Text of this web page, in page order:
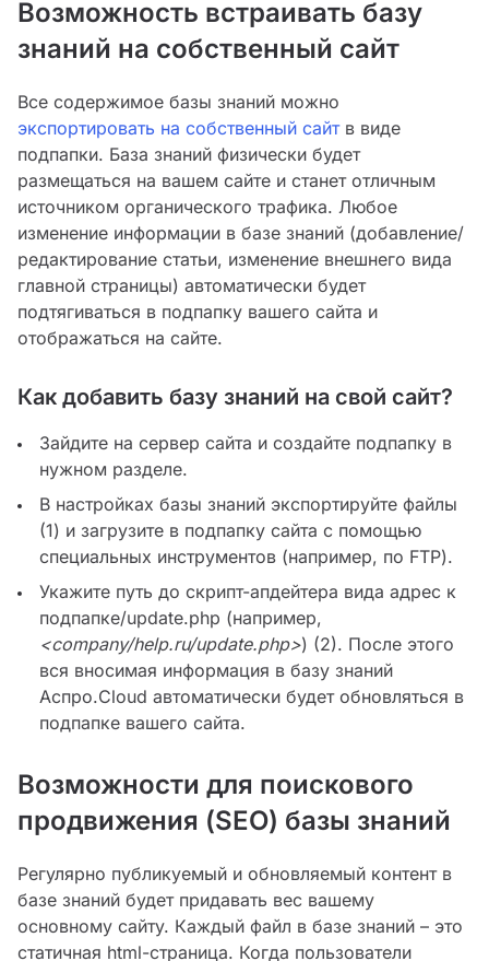
Возможность встраивать базу
знаний на собственный сайт
Все содержимое базы знаний можно
экспортировать на собственный сайтв виде
подпапки. База знаний физически будет
размещаться на вашем сайте и станет отличным
источником органического трафика. Любое
изменение информации в базе знаний (добавление/
редактирование статьи, изменение внешнего вида
главной страницы) автоматически будет
подтягиваться в подпапку вашего сайта и
отображаться на сайте.
Как добавить базу знаний на свой сайт?
Зайдите на сервер сайта и создайте подпапку в
нужном разделе.
В настройках базы знаний экспортируйте файлы
(1) и загрузите в подпапку сайта с помощью
специальных инструментов (например, по FTP).
Укажите путь до скрипт-апдейтера вида адрес к
подпапке/update.php (например,
<company/help.ru/update.php>) (2). После этого
вся вносимая информация в базу знаний
Аспро.Cloud автоматически будет обновляться в
подпапке вашего сайта.
Возможности для поискового
продвижения (SEO) базы знаний
Регулярно публикуемый и обновляемый контент в
базе знаний будет придавать вес вашему
основному сайту. Каждый файл в базе знаний – это
статичная html-страница. Когда пользователи